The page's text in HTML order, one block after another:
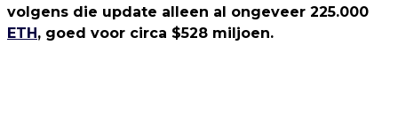
volgens die update alleen al ongeveer 225.000
ETH, goed voor circa $528 miljoen.